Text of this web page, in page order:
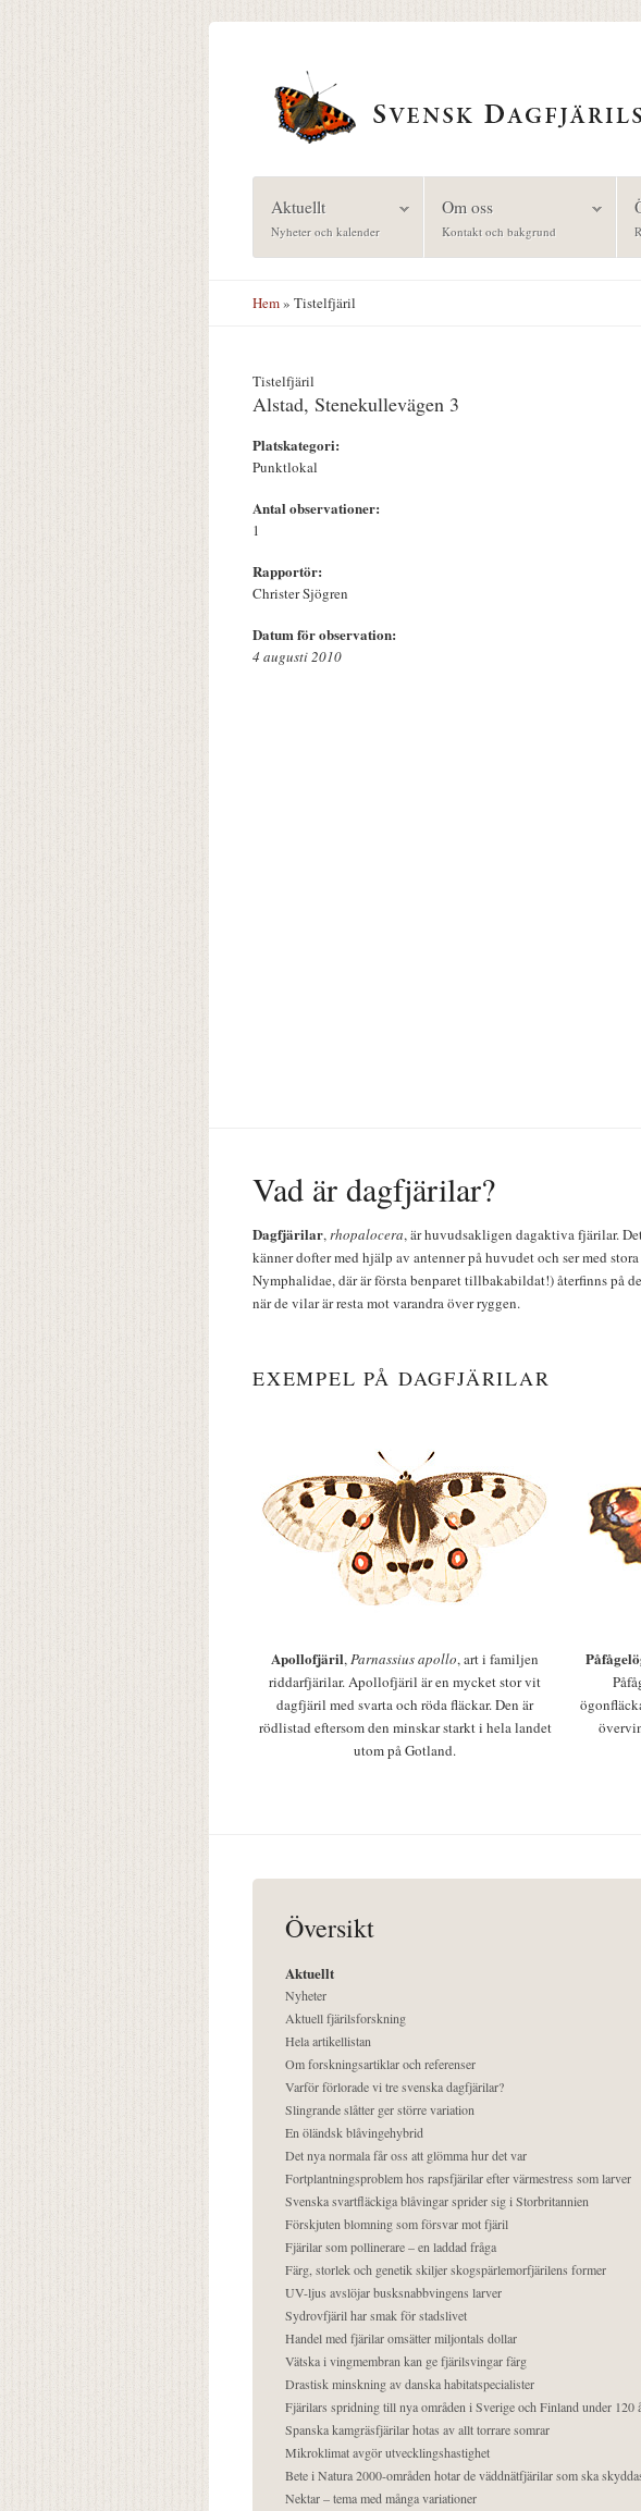
Aktuellt
Nyheter och kalender
Om oss
Kontakt och bakgrund
Hem» Tistelfjäril
Tistelfjäril
Alstad, Stenekullevägen 3
Platskategori:
Punktlokal
Antal observationer:
1
Rapportör:
Christer Sjögren
Datum för observation:
4 augusti 2010
Vad är dagfjärilar?
Dagfjärilar,rhopalocera, är huvudsakligen dagaktiva fjärilar.
känner dofter med hjälp av antenner på huvudet och ser med
Nymphalidae, där är första benparet tillbakabildat!) återfinns på
när de vilar är resta mot varandra över ryggen.
EXEMPEL PÅ DAGFJÄRILAR
Apollofjäril,Parnassius apollo, art i familjen
riddarfjärilar. Apollofjäril är en mycket stor vit
dagfjäril med svarta och röda fläckar. Den är
rödlistad eftersom den minskar starkt i hela landet
utom på Gotland.
Översikt
Aktuellt
Nyheter
Aktuell fjärilsforskning
Hela artikellistan
Om forskningsartiklar och referenser
Varför förlorade vi tre svenska dagfjärilar?
Slingrande slåtter ger större variation
En öländsk blåvingehybrid
Det nya normala får oss att glömma hur det var
Fortplantningsproblem hos rapsfjärilar efter värmestress som larver
Svenska svartfläckiga blåvingar sprider sig i Storbritannien
Förskjuten blomning som försvar mot fjäril
Fjärilar som pollinerare – en laddad fråga
Färg, storlek och genetik skiljer skogspärlemorfjärilens former
UV-ljus avslöjar busksnabbvingens larver
Sydrovfjäril har smak för stadslivet
Handel med fjärilar omsätter miljontals dollar
Vätska i vingmembran kan ge fjärilsvingar färg
Drastisk minskning av danska habitatspecialister
Fjärilars spridning till nya områden i Sverige och Finland under
Spanska kamgräsfjärilar hotas av allt torrare somrar
Mikroklimat avgör utvecklingshastighet
Bete i Natura 2000-områden hotar de väddnätfjärilar som ska
Nektar – tema med många variationer